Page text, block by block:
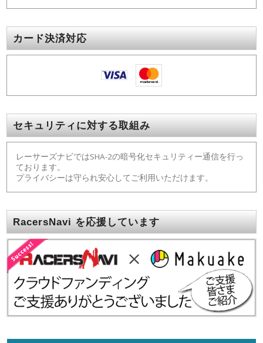
カード決済対応
セキュリティに対する取組み
レーサーズナビではSHA-2の暗号化セキュリティー通信を行っ
ております。
プライバシーは守られ安心してご利用いただけます。
RacersNavi を応援しています